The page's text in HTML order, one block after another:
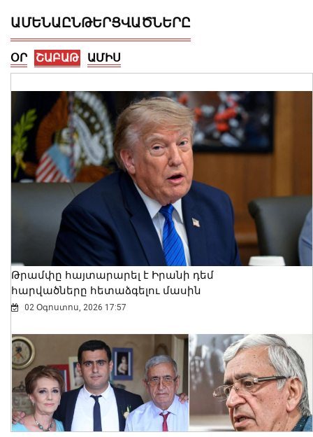
Ալեքսանդրա Քոուլը շարունակում է
բացահայտել Հայաստանը․ Մեծ
Բրիտանիայի դեսպանը հայերեն է
խոսում․ տեսանյութ
06 Օգոստոս, 2026 23:30
ԱՄԵՆԱԸՆԹԵՐՑՎԱԾՆԵՐԸ
ՕՐ ՇԱԲԱԹ ԱՄԻՍ
Թրամփը հայտարարել է Իրանի դեմ
հարվածները հետաձգելու մասին
02 Օգոստոս, 2026 17:57